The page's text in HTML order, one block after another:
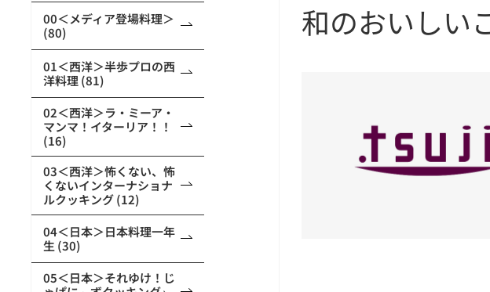
00＜メディア登場料理＞
(80)
01＜西洋＞半歩プロの西
洋料理 (81)
02＜西洋＞ラ・ミーア・
マンマ！イターリア！！
(16)
03＜西洋＞怖くない、怖
くないインターナショナ
ルクッキング (12)
04＜日本＞日本料理一年
生 (30)
05＜日本＞それゆけ！じ
和のおいしい